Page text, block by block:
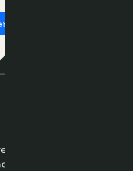
➔
soluciones de
optimicen sus